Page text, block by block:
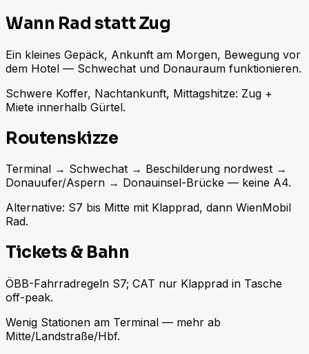
Wann Rad statt Zug
Ein kleines Gepäck, Ankunft am Morgen, Bewegung vor
dem Hotel — Schwechat und Donauraum funktionieren.
Schwere Koffer, Nachtankunft, Mittagshitze: Zug +
Miete innerhalb Gürtel.
Routenskizze
Terminal → Schwechat → Beschilderung nordwest →
Donauufer/Aspern → Donauinsel-Brücke — keine A4.
Alternative: S7 bis Mitte mit Klapprad, dann WienMobil
Rad.
Tickets & Bahn
ÖBB-Fahrradregeln S7; CAT nur Klapprad in Tasche
off-peak.
Wenig Stationen am Terminal — mehr ab
Mitte/Landstraße/Hbf.